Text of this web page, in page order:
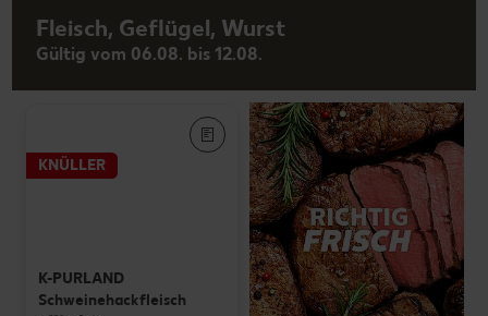
Fleisch, Geflügel, Wurst
Gültig vom 06.08. bis 12.08.
KNÜLLER
K-PURLAND
Schweinehackfleisch